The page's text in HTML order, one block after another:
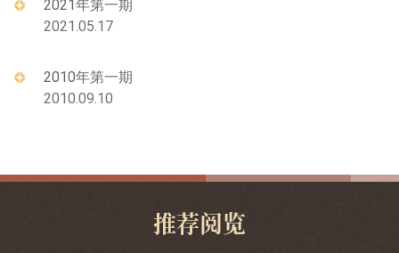
2021年第一期
2021.05.17
2010年第一期
2010.09.10
推荐阅览